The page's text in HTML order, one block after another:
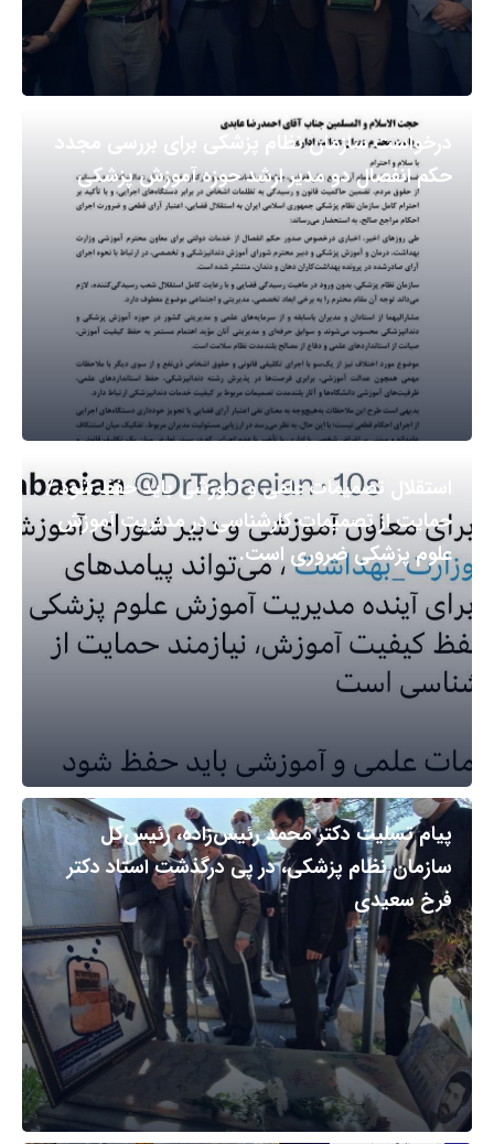
درخواست سازمان نظام پزشکی برای بررسی مجدد
حکم انفصال دو مدیر ارشد حوزه آموزش پزشکی
استقلال تصمیمات علمی و آموزشی باید حفظ شود /
حمایت از تصمیمات کارشناسی در مدیریت آموزش
علوم پزشکی ضروری است.
پیام تسلیت دکتر محمد رئیس‌زاده، رئیس‌کل
سازمان نظام پزشکی، در پی درگذشت استاد دکتر
فرخ سعیدی